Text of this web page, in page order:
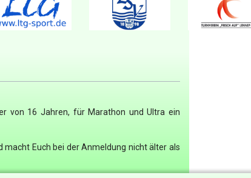
von 16 Jahren, für Marathon und Ultra ein
Euch bei der Anmeldung nicht älter als